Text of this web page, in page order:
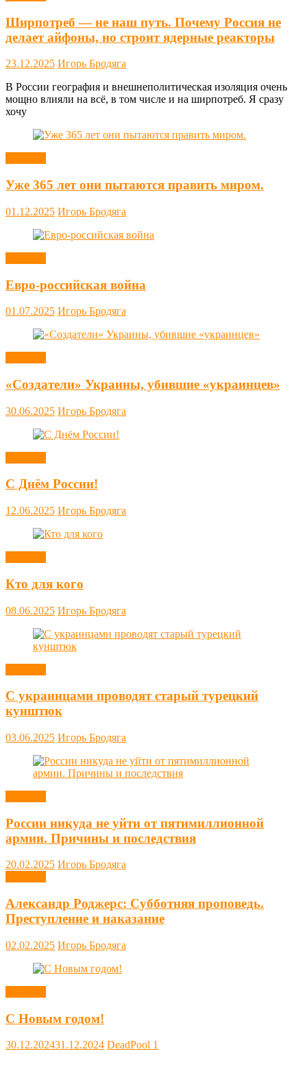
Ширпотреб — не наш путь. Почему Россия не
делает айфоны, но строит ядерные реакторы
23.12.2025 Игорь Бродяга
В России география и внешнеполитическая изоляция очень
мощно влияли на всё, в том числе и на ширпотреб. Я сразу
хочу
Уже 365 лет они пытаются править миром.
01.12.2025 Игорь Бродяга
Евро-российская война
01.07.2025 Игорь Бродяга
«Создатели» Украины, убившие «украинцев»
30.06.2025 Игорь Бродяга
С Днём России!
12.06.2025 Игорь Бродяга
Кто для кого
08.06.2025 Игорь Бродяга
С украинцами проводят старый турецкий
кунштюк
03.06.2025 Игорь Бродяга
России никуда не уйти от пятимиллионной
армии. Причины и последствия
20.02.2025 Игорь Бродяга
Александр Роджерс: Субботняя проповедь.
Преступление и наказание
02.02.2025 Игорь Бродяга
С Новым годом!
30.12.202431.12.2024 DeadPool 1